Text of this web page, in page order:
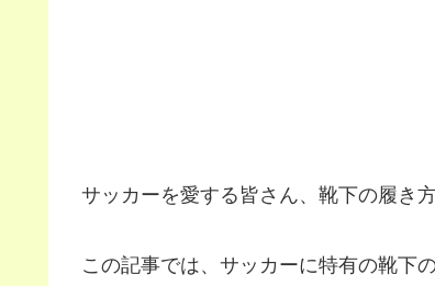
サッカーを愛する皆さん、靴下の履き
この記事では、サッカーに特有の靴下